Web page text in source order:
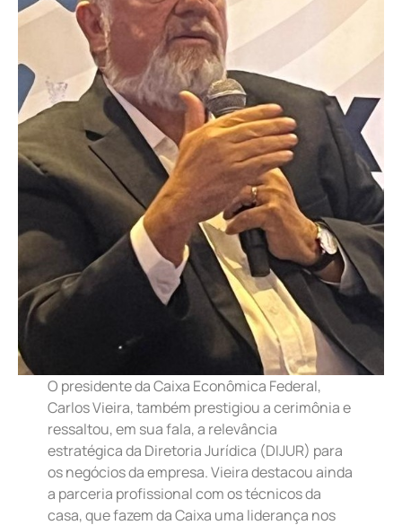
O presidente da Caixa Econômica Federal,
Carlos Vieira, também prestigiou a cerimônia e
ressaltou, em sua fala, a relevância
estratégica da Diretoria Jurídica (DIJUR) para
os negócios da empresa. Vieira destacou ainda
a parceria profissional com os técnicos da
casa, que fazem da Caixa uma liderança nos